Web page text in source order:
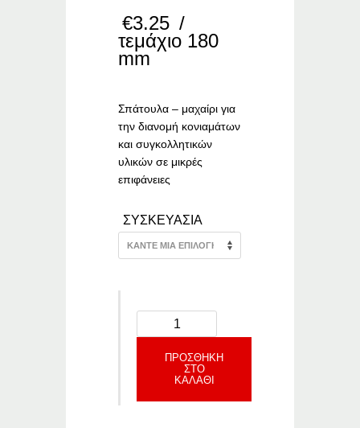
€3.25 /
τεμάχιο 180
mm
Σπάτουλα – μαχαίρι για
την διανομή κονιαμάτων
και συγκολλητικών
υλικών σε μικρές
επιφάνειες
ΣΥΣΚΕΥΑΣΙΑ
ΠΡΟΣΘΉΚΗ
ΣΤΟ
ΚΑΛΆΘΙ